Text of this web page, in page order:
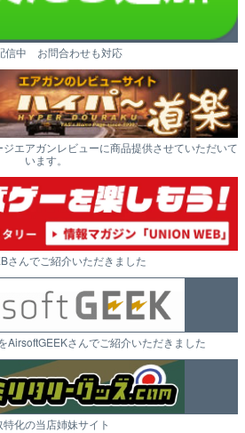
信中 お問合わせも対応
エアガンレビューに商品提供させていただいて
います。
さんでご紹介いただきました
AirsoftGEEKさんでご紹介いただきました
特化の当店姉妹サイト